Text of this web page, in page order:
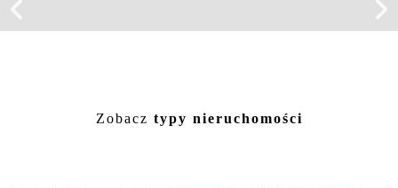
Nowoczesny dom 166,94 m² | Garaż |
Zobacz typy nieruchomości